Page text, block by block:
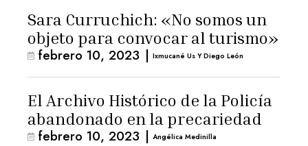
Sara Curruchich: «No somos un
objeto para convocar al turismo»
febrero 10, 2023 | Ixmucané Us Y Diego León
El Archivo Histórico de la Policía
abandonado en la precariedad
febrero 10, 2023 | Angélica Medinilla